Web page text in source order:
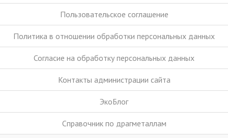
Пользовательское соглашение
Политика в отношении обработки персональных данных
Согласие на обработку персональных данных
Контакты администрации сайта
ЭкоБлог
Справочник по драгметаллам